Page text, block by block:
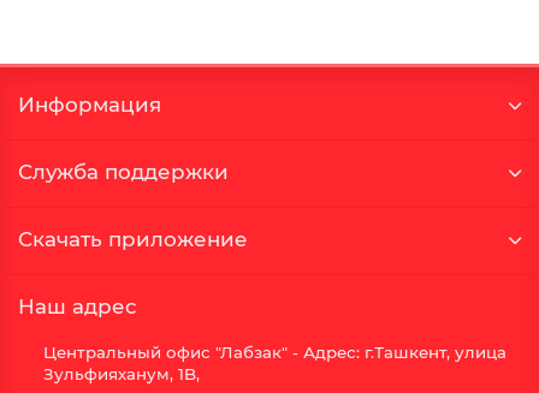
Информация
Служба поддержки
Скачать приложение
Наш адрес
Центральный офис "Лабзак" - Адрес: г.Ташкент, улица
Зульфияханум, 1B,